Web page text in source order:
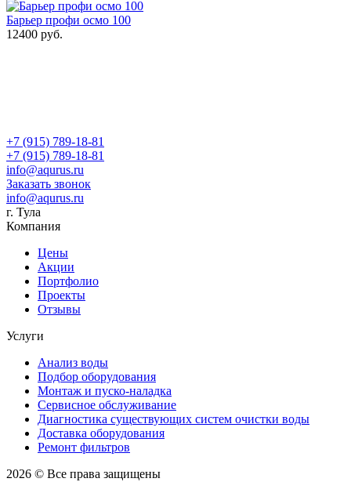
Барьер профи осмо 100
12400 руб.
+7 (915) 789-18-81
+7 (915) 789-18-81
info@aqurus.ru
Заказать звонок
info@aqurus.ru
г. Тула
Компания
Цены
Акции
Портфолио
Проекты
Отзывы
Услуги
Анализ воды
Подбор оборудования
Монтаж и пуско-наладка
Сервисное обслуживание
Диагностика существующих систем очистки воды
Доставка оборудования
Ремонт фильтров
2026 © Все права защищены